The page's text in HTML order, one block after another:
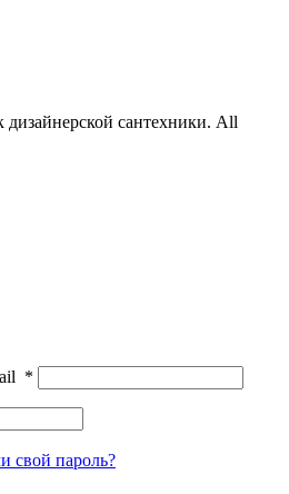
сантехники. All
*
свой пароль?